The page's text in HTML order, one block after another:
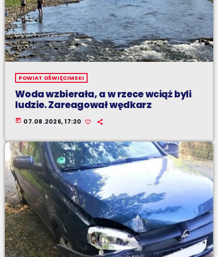
POWIAT OŚWIĘCIMSKI
Woda wzbierała, a w rzece wciąż byli
ludzie. Zareagował wędkarz
today 07.08.2026, 17:20